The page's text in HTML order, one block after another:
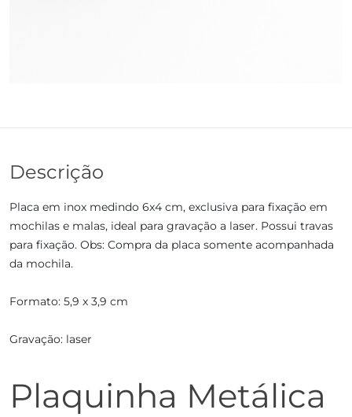
Descrição
Placa em inox medindo 6x4 cm, exclusiva para fixação em
mochilas e malas, ideal para gravação a laser. Possui travas
para fixação. Obs: Compra da placa somente acompanhada
da mochila.
Formato: 5,9 x 3,9 cm
Gravação: laser
Plaquinha Metálica